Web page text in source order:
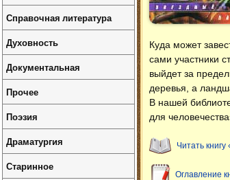
Куда может
сами участники
выйдет за
деревья, а
В нашей
для
Читать
Оглавление
Справочная литература
Духовность
Документальная
Прочее
Поэзия
Драматургия
Старинное